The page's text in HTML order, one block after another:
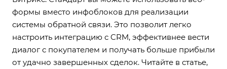
формы вместо инфоблоков для реализации
системы обратной связи. Это позволит легко
настроить интеграцию с CRM, эффективнее вести
диалог с покупателем и получать больше прибыли
от удачно завершенных сделок. Читайте в статье,